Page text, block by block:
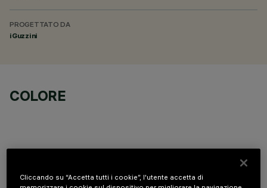
PROGETTATO DA
iGuzzini
COLORE
COMPONENTI OPZIONALI
Cliccando su “Accetta tutti i cookie”, l'utente accetta di